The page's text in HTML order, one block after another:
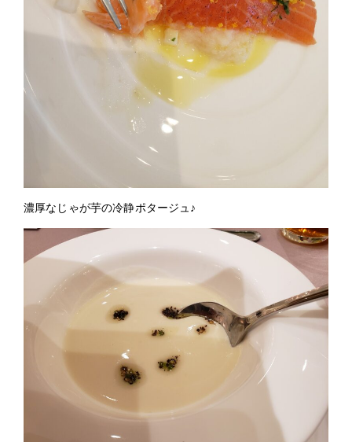
濃厚なじゃが芋の冷静ポタージュ♪